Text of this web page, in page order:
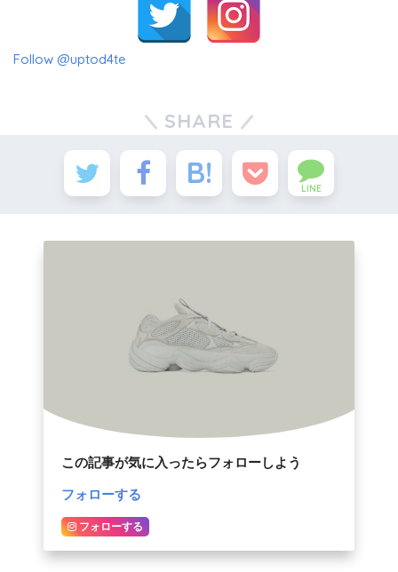
Follow @uptod4te
SHARE
LINE
この記事が気に入ったらフォローしよう
フォローする
フォローする